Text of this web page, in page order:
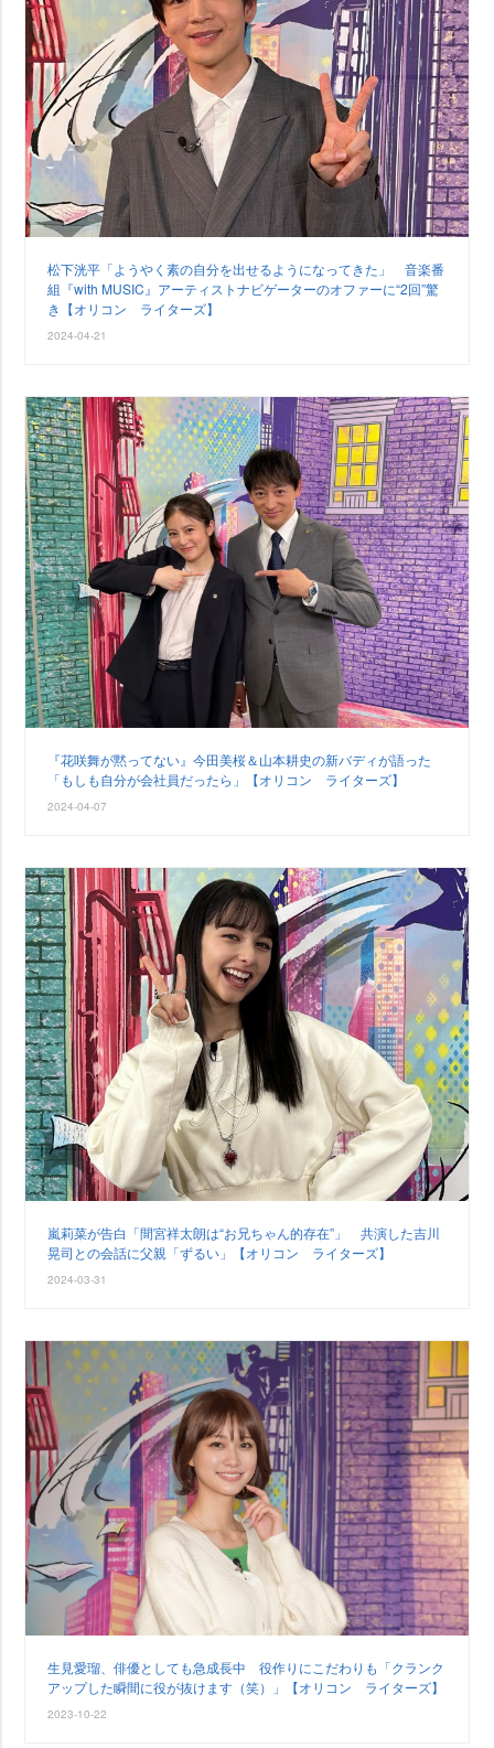
松下洸平「ようやく素の自分を出せるようになってきた」 音楽番
組『with MUSIC』アーティストナビゲーターのオファーに“2回”驚
き【オリコン ライターズ】
2024-04-21
『花咲舞が黙ってない』今田美桜＆山本耕史の新バディが語った
「もしも自分が会社員だったら」【オリコン ライターズ】
2024-04-07
嵐莉菜が告白「間宮祥太朗は“お兄ちゃん的存在”」 共演した吉川
晃司との会話に父親「ずるい」【オリコン ライターズ】
2024-03-31
生見愛瑠、俳優としても急成長中 役作りにこだわりも「クランク
アップした瞬間に役が抜けます（笑）」【オリコン ライターズ】
2023-10-22